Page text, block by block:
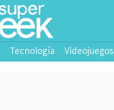
Tecnología Videojuegos